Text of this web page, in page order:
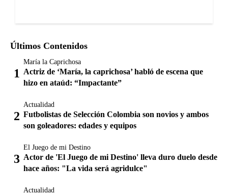
Últimos Contenidos
María la Caprichosa
Actriz de ‘María, la caprichosa’ habló de escena que
hizo en ataúd: “Impactante”
Actualidad
Futbolistas de Selección Colombia son novios y ambos
son goleadores: edades y equipos
El Juego de mi Destino
Actor de 'El Juego de mi Destino' lleva duro duelo desde
hace años: "La vida será agridulce"
Actualidad